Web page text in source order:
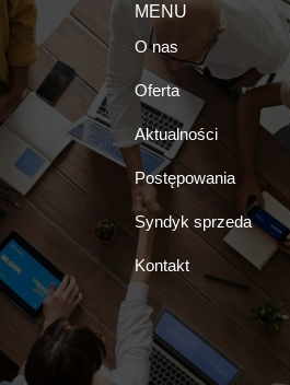
MENU
O nas
Oferta
Aktualności
Postępowania
Syndyk sprzeda
Kontakt